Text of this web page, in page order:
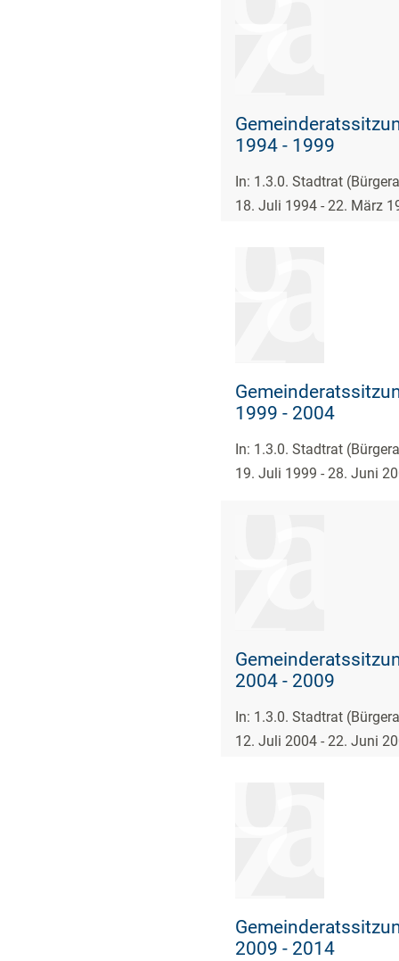
1994 - 1999
In: 1.3.0. Stadtrat
18. Juli 1994 - 22. März
1999 - 2004
In: 1.3.0. Stadtrat
19. Juli 1999 - 28. Juni
2004 - 2009
In: 1.3.0. Stadtrat
12. Juli 2004 - 22. Juni
2009 - 2014